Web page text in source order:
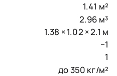
1.41 м²
2.96 м³
1.38 × 1.02 × 2.1 м
−1
1
до 350 кг/м²